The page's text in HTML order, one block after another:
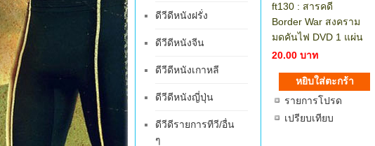
ดีวีดีหนังฝรั่ง
ดีวีดีหนังจีน
ดีวีดีหนังเกาหลี
ดีวีดีหนังญี่ปุ่น
ดีวีดีรายการทีวี/อื่น
ๆ
ft130 : สารคดี
Border War สงคราม
มดคันไฟ DVD 1 แผ่น
20.00 บาท
รายการโปรด
เปรียบเทียบ